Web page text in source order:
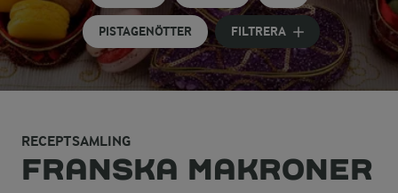
PISTAGENÖTTER FILTRERA
RECEPTSAMLING
FRANSKA MAKRONER